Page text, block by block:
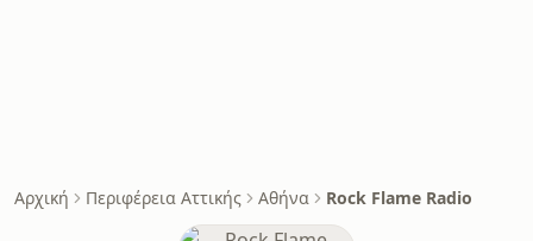
Αρχική Περιφέρεια Αττικής Αθήνα Rock Flame Radio